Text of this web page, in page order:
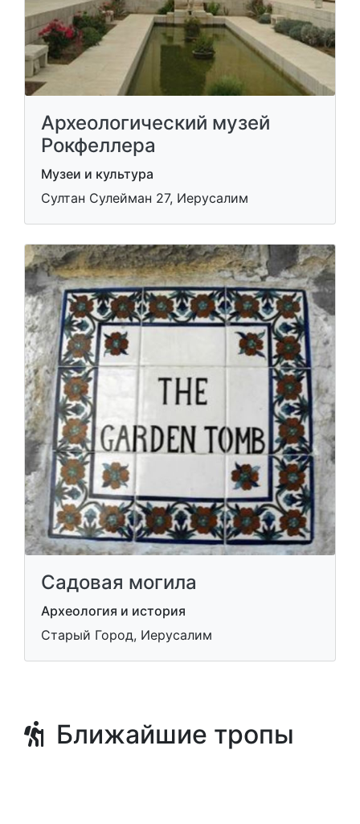
Археологический музей
Рокфеллера
Музеи и культура
Султан Сулейман 27, Иерусалим
Садовая могила
Археология и история
Старый Город, Иерусалим
Ближайшие тропы